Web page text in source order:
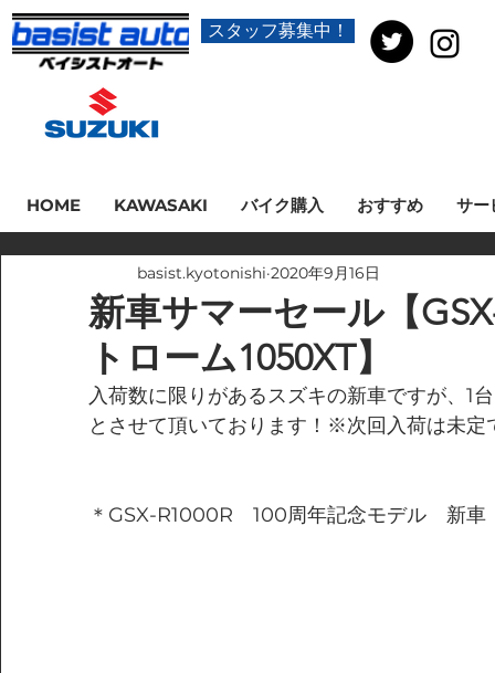
スタッフ募集中！
HOME KAWASAKI バイク購入 おすすめ サー
新車サマーセール【
トローム1050XT】
basist.kyotonishi 2020年9月16日
入荷数に限りがあるスズキの新車ですが、1
とさせて頂いております！※次回入荷は未定
＊GSX-R1000R　100周年記念モデル　新車